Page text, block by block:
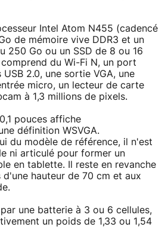
Intel Atom N455 (cadencé
de mémoire vive DDR3 et un
250 Go ou un SSD de 8 ou 16
du Wi-Fi N, un port
2.0, une sortie VGA, une
micro, un lecteur de carte
à 1,3 millions de pixels.
pouces affiche
définition WSVGA.
du modèle de référence, il n'est
ni articulé pour former un
en tablette. Il reste en revanche
d'une hauteur de 70 cm et aux
par une batterie à 3 ou 6 cellules,
un poids de 1,33 ou 1,54